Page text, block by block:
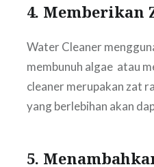
4. Memberikan
Water Cleaner
membunuh algae atau
cleaner merupakan zat
yang berlebihan akan
5.